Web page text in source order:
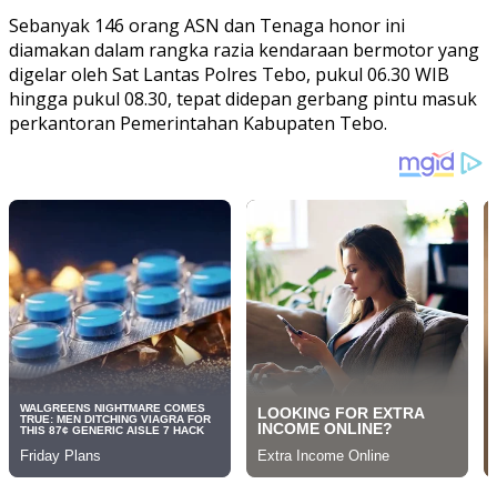
Sebanyak 146 orang ASN dan Tenaga honor ini
diamakan dalam rangka razia kendaraan bermotor yang
digelar oleh Sat Lantas Polres Tebo, pukul 06.30 WIB
hingga pukul 08.30, tepat didepan gerbang pintu masuk
perkantoran Pemerintahan Kabupaten Tebo.